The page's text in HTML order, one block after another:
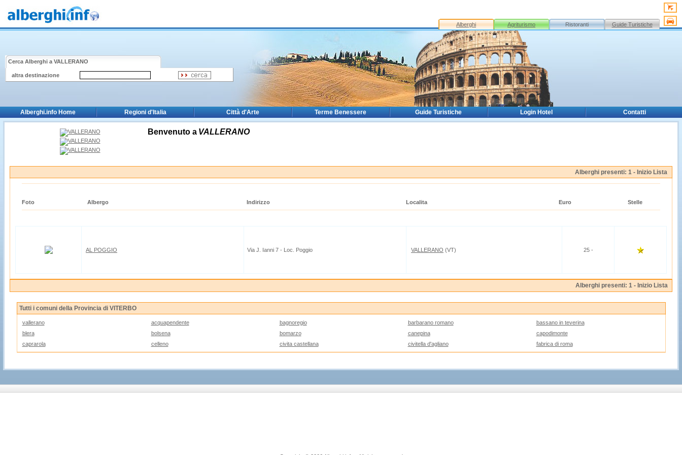
Alberghi Agriturismo Ristoranti Guide Turistiche
Cerca Alberghi a VALLERANO
altra destinazione
Alberghi.info Home Regioni d'Italia Città d'Arte Terme Benessere Guide Turistiche Login Hotel Contatti
Benvenuto a VALLERANO
Alberghi presenti: 1 - Inizio Lista
Foto Albergo Indirizzo Localita Euro Stelle
AL POGGIO Via J. Ianni 7 - Loc. Poggio VALLERANO (VT) 25 -
Alberghi presenti: 1 - Inizio Lista
Tutti i comuni della Provincia di VITERBO
vallerano acquapendente bagnoregio barbarano romano
bassano in teverina
blera
bolsena bomarzo canepina
capodimonte
caprarola
celleno civita castellana civitella d'agliano fabrica di roma